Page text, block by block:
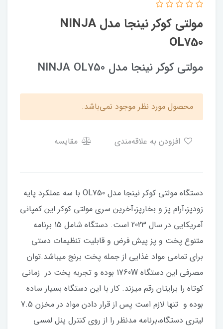
مولتی کوکر نینجا مدل NINJA
OL750
مولتی کوکر نینجا مدل NINJA OL750
محصول مورد نظر موجود نمی‌باشد.
مقایسه
دستگاه مولتی کوکر نینجا مدل OL750 با سه عملکرد پایه
زودپز،آرام پز و بخارپز،آخرین سری مولتی کوکر این کمپانی
آمریکایی در سال 2023 است. دستگاه شامل 15 برنامه
متنوع پخت و پز پیش فرض و قابلیت تنظیمات دستی
برای تمامی مواد غذایی از جمله پخت برنج میباشد.توان
مصرفی این دستگاه 1760W بوده و تجربه پخت در زمانی
کوتاه را برایتان رقم میزند. کار با این دستگاه بسیار ساده
بوده و تنها لازم است پس از قرار دادن مواد در مخزن 7.5
لیتری دستگاه،برنامه مدنظر را از روی کنترل پنل لمسی